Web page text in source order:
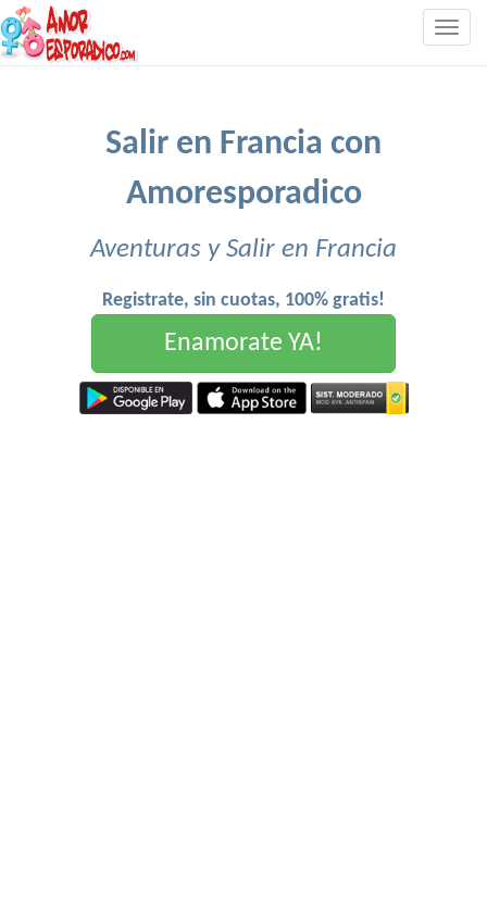
Salir en Francia con
Amoresporadico
Aventuras y Salir en Francia
Registrate, sin cuotas, 100% gratis!
Enamorate YA!